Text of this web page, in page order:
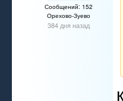
Сообщений: 152
Орехово-Зуево
384 дня назад